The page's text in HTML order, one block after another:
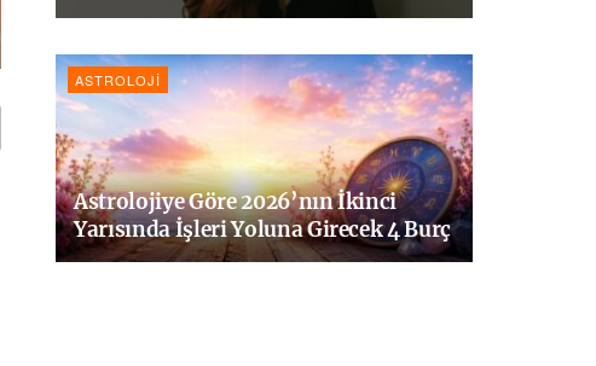
ASTROLOJI
Astrolojiye Göre 2026’nın İkinci
Yarısında İşleri Yoluna Girecek 4 Burç